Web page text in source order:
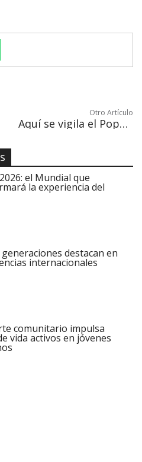
Otro Artículo
Aquí se vigila el Popo, el volcán que mantiene en alerta la Ciudad de México
el Mundial que
la experiencia del
destacan en
internacionales
comunitario impulsa
vida activos en jóvenes